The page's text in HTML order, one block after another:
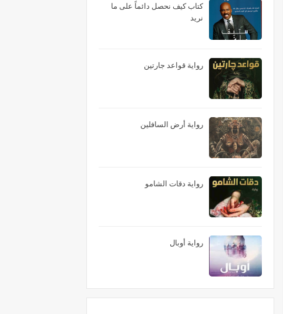
كتاب كيف نحصل دائماً على ما
نريد
رواية قواعد جارتين
رواية أرض السافلين
رواية دقات الشامو
رواية أوبال